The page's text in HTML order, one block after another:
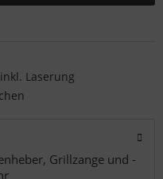
Laserung
Grillzange und -